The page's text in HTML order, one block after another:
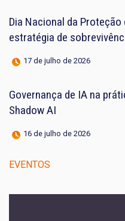
Dia Nacional da
estratégia de
17 de julho de 2026
Governança de IA na
Shadow AI
16 de julho de 2026
EVENTOS